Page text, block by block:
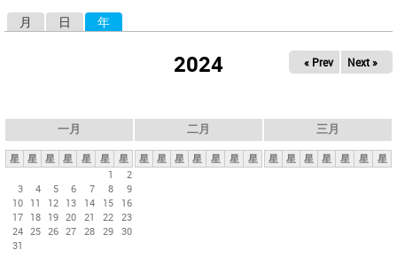
月 日 年
2024 « Prev Next »
一月
星 星 星 星 星 星
星
1
2
3
4 5 6 7 8
9
10 11 12 13 14 15
16
17 18 19 20 21 22 23
24 25 26 27 28 29 30
31
二月
星 星 星 星 星 星 星
三月
星 星 星 星 星 星 星